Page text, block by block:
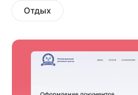
Отдых